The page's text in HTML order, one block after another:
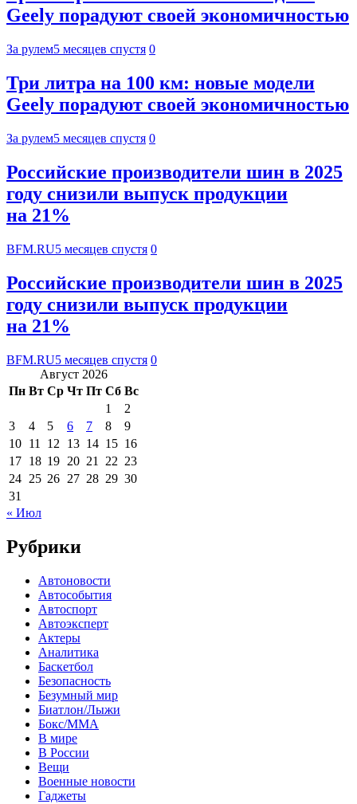
Geely порадуют своей экономичностью
За рулем5 месяцев спустя 0
Три литра на 100 км: новые модели
Geely порадуют своей экономичностью
За рулем5 месяцев спустя 0
Российские производители шин в 2025
году снизили выпуск продукции
на 21%
BFM.RU5 месяцев спустя 0
Российские производители шин в 2025
году снизили выпуск продукции
на 21%
BFM.RU5 месяцев спустя 0
Август 2026
Пн Вт Ср Чт Пт Сб Вс
1
2
3
4 5 6 7 8
9
10 11 12 13 14 15 16
17 18 19 20 21 22 23
24 25 26 27 28 29 30
31
« Июл
Рубрики
Автоновости
Автособытия
Автоспорт
Автоэксперт
Актеры
Аналитика
Баскетбол
Безопасность
Безумный мир
Биатлон/Лыжи
Бокс/MMA
В мире
В России
Вещи
Военные новости
Гаджеты